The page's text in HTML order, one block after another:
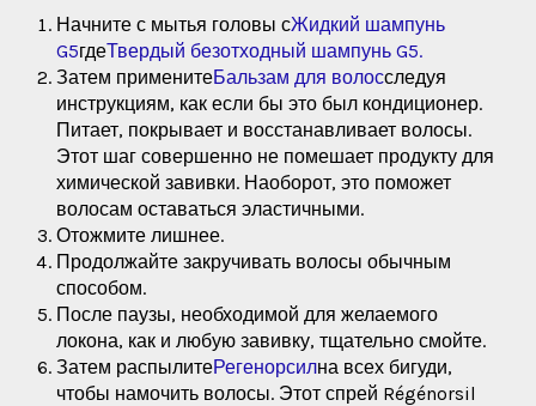
Начните с мытья головы сЖидкий шампунь
G5гдеТвердый безотходный шампунь G5.
Затем применитеБальзам для волосследуя
инструкциям, как если бы это был кондиционер.
Питает, покрывает и восстанавливает волосы.
Этот шаг совершенно не помешает продукту для
химической завивки. Наоборот, это поможет
волосам оставаться эластичными.
Отожмите лишнее.
Продолжайте закручивать волосы обычным
способом.
После паузы, необходимой для желаемого
локона, как и любую завивку, тщательно смойте.
Затем распылитеРегенорсилна всех бигуди,
чтобы намочить волосы. Этот спрей Régénorsil